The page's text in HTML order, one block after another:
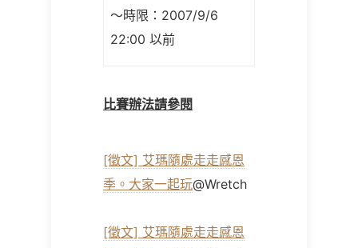
～時限：2007/9/6
22:00 以前
比賽辦法請參閱
[徵文] 艾瑪隨處走走感恩
季。大家一起玩@Wretch
[徵文] 艾瑪隨處走走感恩